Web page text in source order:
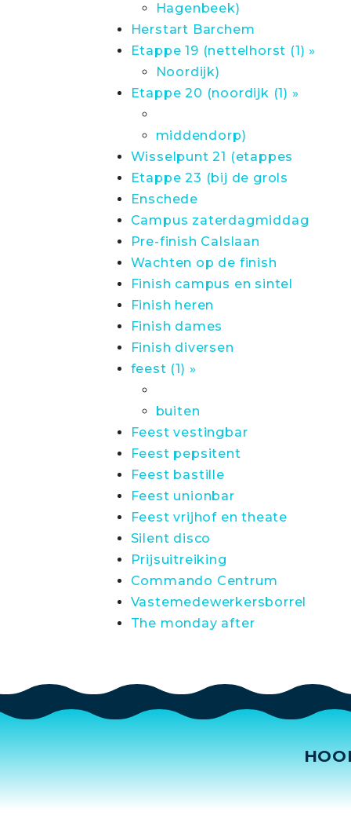
Hagenbeek)
Herstart Barchem
Etappe 19 (nettelhorst (1) »
Noordijk)
Etappe 20 (noordijk (1) »
middendorp)
Wisselpunt 21 (etappes
Etappe 23 (bij de grols
Enschede
Campus zaterdagmiddag
Pre-finish Calslaan
Wachten op de finish
Finish campus en sintel
Finish heren
Finish dames
Finish diversen
feest (1) »
buiten
Feest vestingbar
Feest pepsitent
Feest bastille
Feest unionbar
Feest vrijhof en theate
Silent disco
Prijsuitreiking
Commando Centrum
Vastemedewerkersborrel
The monday after